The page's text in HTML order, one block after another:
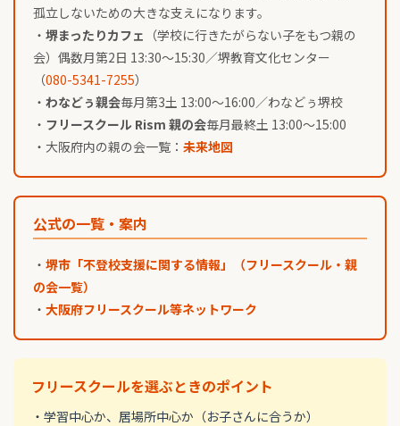
孤立しないための大きな支えになります。
・ 堺まったりカフェ （学校に行きたがらない子をもつ親の
会）偶数月第2日 13:30〜15:30／堺教育文化センター
（080-5341-7255）
・ わなどぅ親会毎月第3土 13:00〜16:00／わなどぅ堺校
・ フリースクール Rism 親の会毎月最終土 13:00〜15:00
・大阪府内の親の会一覧： 未来地図
公式の一覧・案内
・ 堺市「不登校支援に関する情報」（フリースクール・親
の会一覧）
・ 大阪府フリースクール等ネットワーク
フリースクールを選ぶときのポイント
・学習中心か、居場所中心か（お子さんに合うか）